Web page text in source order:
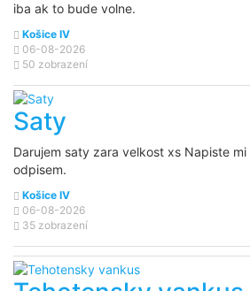
iba ak to bude volne.
Košice IV
06-08-2026
50 zobrazení
Saty
Darujem saty zara velkost xs Napiste
odpisem.
Košice IV
06-08-2026
35 zobrazení